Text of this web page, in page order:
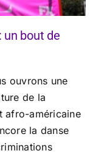
un bout de
ouvrons une
de la
afro-américaine
la danse